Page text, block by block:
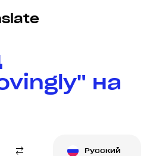
на
Русский